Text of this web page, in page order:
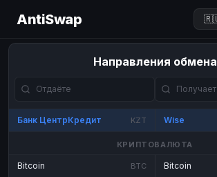
AntiSwap
Направления обмена
Банк ЦентрКредит KZT Wise
КРИПТОВАЛЮТА
Bitcoin BTC Bitcoin